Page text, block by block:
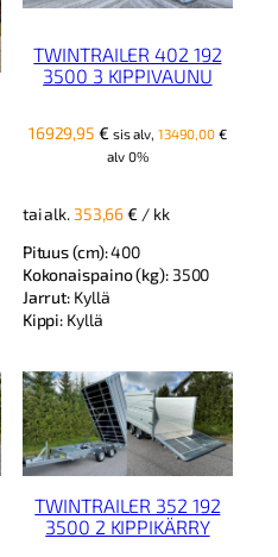
TWINTRAILER 402 192
3500 3 KIPPIVAUNU
16929,95 € sis alv, 13490,00 €
alv 0%
tai alk. 353,66€ / kk
Pituus (cm):400
Kokonaispaino (kg): 3500
Jarrut: Kyllä
Kippi: Kyllä
TWINTRAILER 352 192
3500 2 KIPPIKÄRRY